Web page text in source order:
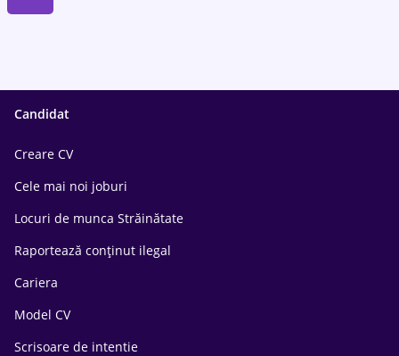
Candidat
Creare CV
Cele mai noi joburi
Locuri de munca Străinătate
Raportează conținut ilegal
Cariera
Model CV
Scrisoare de intentie